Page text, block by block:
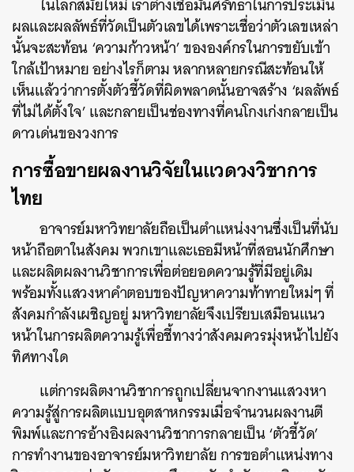
ผลและผลลัพธ์ที่วัดเป็นตัวเลขได้เพราะเชื่อว่าตัวเลขเหล่า
นั้นจะสะท้อน ‘ความก้าวหน้า’ ขององค์กรในการขยับเข้า
ใกล้เป้าหมาย อย่างไรก็ตาม หลากหลายกรณีสะท้อนให้
เห็นแล้วว่าการตั้งตัวชี้วัดที่ผิดพลาดนั้นอาจสร้าง ‘ผลลัพธ์
ที่ไม่ได้ตั้งใจ’ และกลายเป็นช่องทางที่คนโกงเก่งกลายเป็น
ดาวเด่นของวงการ
การซื้อขายผลงานวิจัยในแวดวงวิชาการ
ไทย
อาจารย์มหาวิทยาลัยถือเป็นตำแหน่งงานซึ่งเป็นที่นับ
หน้าถือตาในสังคม พวกเขาและเธอมีหน้าที่สอนนักศึกษา
และผลิตผลงานวิชาการเพื่อต่อยอดความรู้ที่มีอยู่เดิม
พร้อมทั้งแสวงหาคำตอบของปัญหาความท้าทายใหม่ๆ ที่
สังคมกำลังเผชิญอยู่ มหาวิทยาลัยจึงเปรียบเสมือนแนว
หน้าในการผลิตความรู้เพื่อชี้ทางว่าสังคมควรมุ่งหน้าไปยัง
ทิศทางใด
แต่การผลิตงานวิชาการถูกเปลี่ยนจากงานแสวงหา
ความรู้สู่การผลิตแบบอุตสาหกรรมเมื่อจำนวนผลงานตี
พิมพ์และการอ้างอิงผลงานวิชาการกลายเป็น ‘ตัวชี้วัด’
การทำงานของอาจารย์มหาวิทยาลัย การขอตำแหน่งทาง